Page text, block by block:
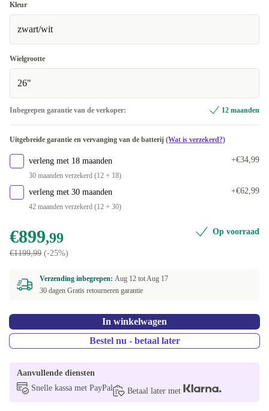
Kleur
zwart/wit
Wielgrootte
26"
Inbegrepen garantie van de verkoper: 12 maanden
Uitgebreide garantie en vervanging van de batterij (Wat is verzekerd?)
verleng met 18 maanden
30 maanden verzekerd (12 + 18)
+€34,99
verleng met 30 maanden
42 maanden verzekerd (12 + 30)
+€62,99
€899,99
€1199,99 (-25%)
Op voorraad
Verzending inbegrepen: Aug 12 totAug 17
30 dagen Gratis retourneren garantie
In winkelwagen
Bestel nu - betaal later
Aanvullende diensten
Snelle kassa met PayPal
Betaal later met